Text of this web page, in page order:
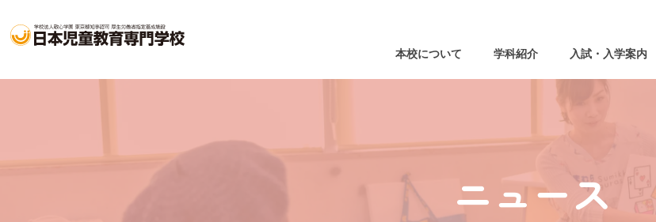
本校について 学科紹介 入試・入学案内
ニュース